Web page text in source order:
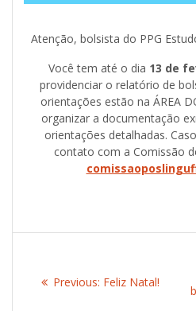
Atenção, bolsista do PPG
Você tem até o dia 13 de
providenciar o relatório de
orientações estão na ÁREA
organizar a documentação
orientações detalhadas.
contato com a Comissão
navigation
Previous: Previous
Feliz Natal!